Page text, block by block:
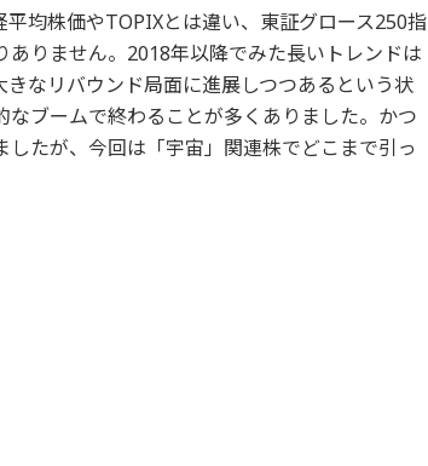
均株価やTOPIXとは違い、東証グロース250指
りません。2018年以降でみた長いトレンドは
なリバウンド局面に進展しつつあるという状
ブームで終わることが多くありました。かつ
たが、今回は「宇宙」関連株でどこまで引っ